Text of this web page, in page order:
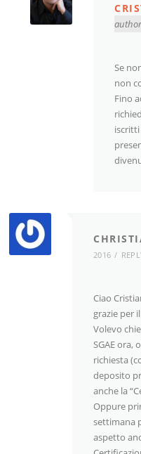
Se
non
Fino
iscritti
2016
Ciao
grazie per
Volevo
SGAE ora,
richiesta
deposito
anche la
Oppure
settimana
aspetto